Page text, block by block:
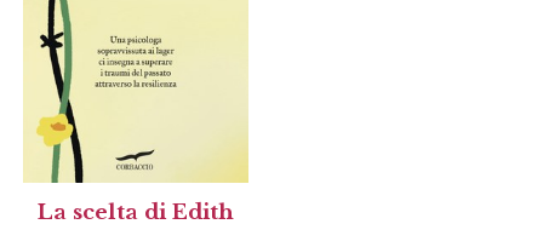
La scelta di Edith